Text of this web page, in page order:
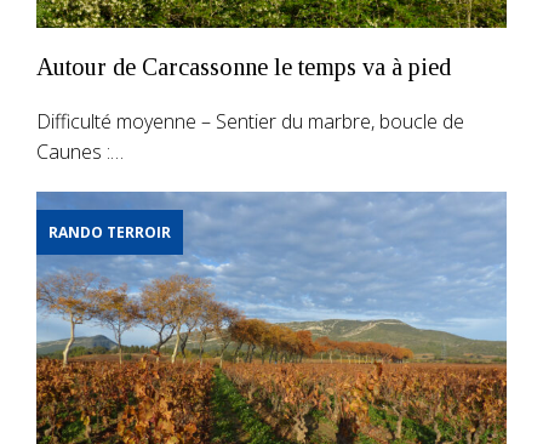
Autour de Carcassonne le temps va à pied
Difficulté moyenne – Sentier du marbre, boucle de
Caunes :…
RANDO TERROIR